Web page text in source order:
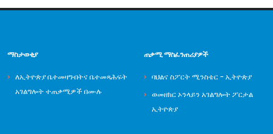
ማስታወቂያ
ለኢትዮጵያ ቤተመዛግብትና ቤተመጻሕፍት
አገልግሎት ተጠቃሚዎች በሙሉ
ጠቃሚ ማስፈንጠሪያዎች
ባህልና ስፖርት ሚንስቴር - ኢትዮጵያ
ወመዘክር ኦንላይን አገልግሎት ፖርታል
ኢትዮጵያ